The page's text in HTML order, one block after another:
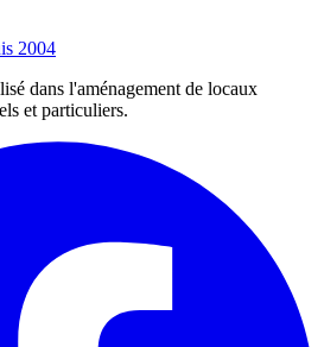
2004
dans l'aménagement de locaux
et particuliers.